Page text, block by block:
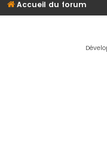
Accueil du forum